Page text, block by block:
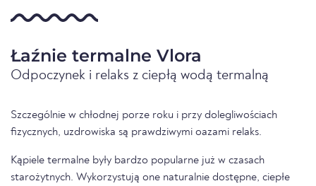
Łaźnie termalne Vlora
Odpoczynek i relaks z ciepłą wodą termalną
Szczególnie w chłodnej porze roku i przy dolegliwościach
fizycznych, uzdrowiska są prawdziwymi oazami relaks.
Kąpiele termalne były bardzo popularne już w czasach
starożytnych. Wykorzystują one naturalnie dostępne, ciepłe